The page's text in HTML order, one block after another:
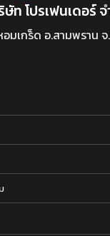
ษัท โปรเฟนเดอร์
มเกร็ด อ.สามพราน จ